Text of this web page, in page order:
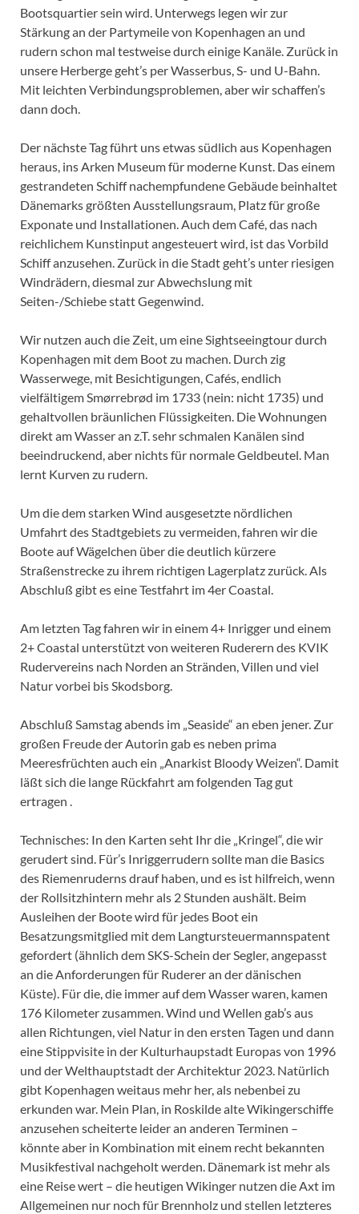
Bootsquartier sein wird. Unterwegs legen wir zur
Stärkung an der Partymeile von Kopenhagen an und
rudern schon mal testweise durch einige Kanäle. Zurück in
unsere Herberge geht’s per Wasserbus, S- und U-Bahn.
Mit leichten Verbindungsproblemen, aber wir schaffen’s
dann doch.
Der nächste Tag führt uns etwas südlich aus Kopenhagen
heraus, ins Arken Museum für moderne Kunst. Das einem
gestrandeten Schiff nachempfundene Gebäude beinhaltet
Dänemarks größten Ausstellungsraum, Platz für große
Exponate und Installationen. Auch dem Café, das nach
reichlichem Kunstinput angesteuert wird, ist das Vorbild
Schiff anzusehen. Zurück in die Stadt geht’s unter riesigen
Windrädern, diesmal zur Abwechslung mit
Seiten-/Schiebe statt Gegenwind.
Wir nutzen auch die Zeit, um eine Sightseeingtour durch
Kopenhagen mit dem Boot zu machen. Durch zig
Wasserwege, mit Besichtigungen, Cafés, endlich
vielfältigem Smørrebrød im 1733 (nein: nicht 1735) und
gehaltvollen bräunlichen Flüssigkeiten. Die Wohnungen
direkt am Wasser an z.T. sehr schmalen Kanälen sind
beeindruckend, aber nichts für normale Geldbeutel. Man
lernt Kurven zu rudern.
Um die dem starken Wind ausgesetzte nördlichen
Umfahrt des Stadtgebiets zu vermeiden, fahren wir die
Boote auf Wägelchen über die deutlich kürzere
Straßenstrecke zu ihrem richtigen Lagerplatz zurück. Als
Abschluß gibt es eine Testfahrt im 4er Coastal.
Am letzten Tag fahren wir in einem 4+ Inrigger und einem
2+ Coastal unterstützt von weiteren Ruderern des KVIK
Rudervereins nach Norden an Stränden, Villen und viel
Natur vorbei bis Skodsborg.
Abschluß Samstag abends im „Seaside“ an eben jener. Zur
großen Freude der Autorin gab es neben prima
Meeresfrüchten auch ein „Anarkist Bloody Weizen“. Damit
läßt sich die lange Rückfahrt am folgenden Tag gut
ertragen .
Technisches: In den Karten seht Ihr die „Kringel“, die wir
gerudert sind. Für’s Inriggerrudern sollte man die Basics
des Riemenruderns drauf haben, und es ist hilfreich, wenn
der Rollsitzhintern mehr als 2 Stunden aushält. Beim
Ausleihen der Boote wird für jedes Boot ein
Besatzungsmitglied mit dem Langtursteuermannspatent
gefordert (ähnlich dem SKS-Schein der Segler, angepasst
an die Anforderungen für Ruderer an der dänischen
Küste). Für die, die immer auf dem Wasser waren, kamen
176 Kilometer zusammen. Wind und Wellen gab’s aus
allen Richtungen, viel Natur in den ersten Tagen und dann
eine Stippvisite in der Kulturhaupstadt Europas von 1996
und der Welthauptstadt der Architektur 2023. Natürlich
gibt Kopenhagen weitaus mehr her, als nebenbei zu
erkunden war. Mein Plan, in Roskilde alte Wikingerschiffe
anzusehen scheiterte leider an anderen Terminen –
könnte aber in Kombination mit einem recht bekannten
Musikfestival nachgeholt werden. Dänemark ist mehr als
eine Reise wert – die heutigen Wikinger nutzen die Axt im
Allgemeinen nur noch für Brennholz und stellen letzteres